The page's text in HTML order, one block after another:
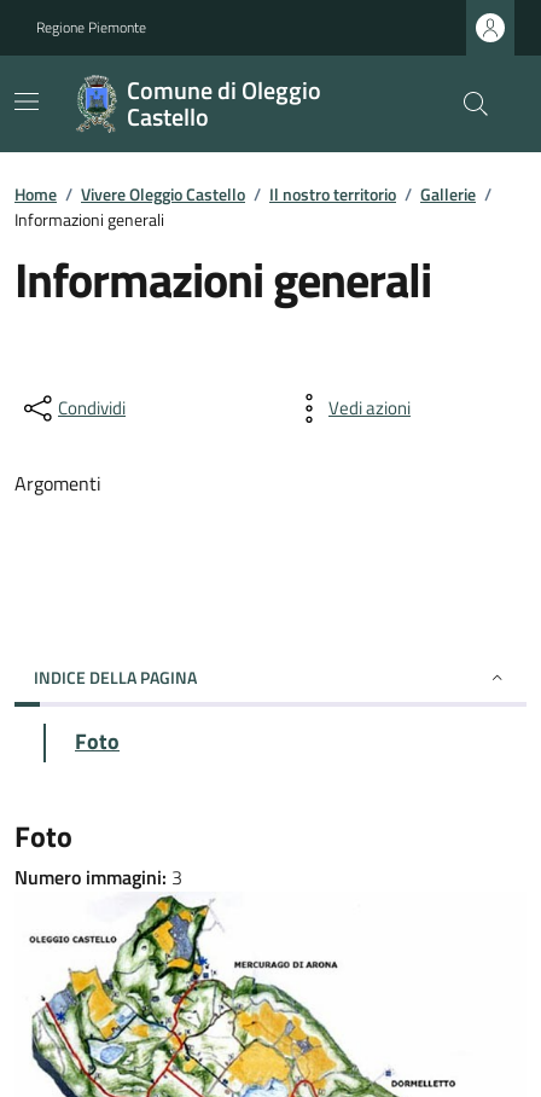
Regione Piemonte
Comune di Oleggio
Castello
Home / Vivere Oleggio Castello / Il nostro territorio / Gallerie /
Informazioni generali
Informazioni generali
Condividi Vedi azioni
Argomenti
INDICE DELLA PAGINA
Foto
Foto
Numero immagini: 3